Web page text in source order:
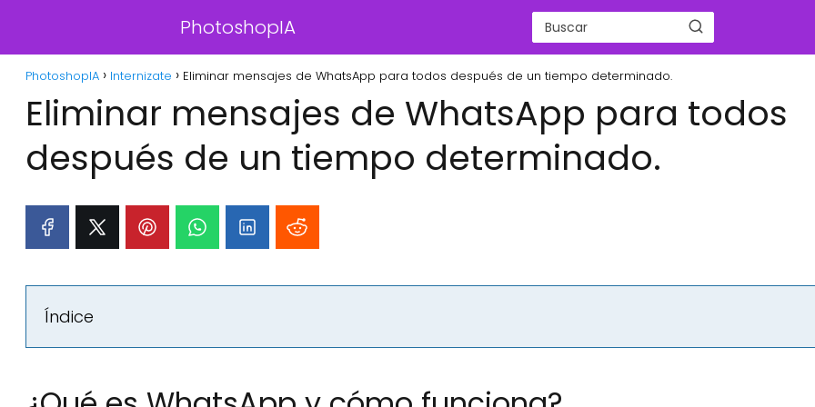
PhotoshopIA
PhotoshopIA Internizate Eliminar mensajes de WhatsApp para todos después de un tiempo determinado.
Eliminar mensajes de WhatsApp para todos
después de un tiempo determinado.
Índice